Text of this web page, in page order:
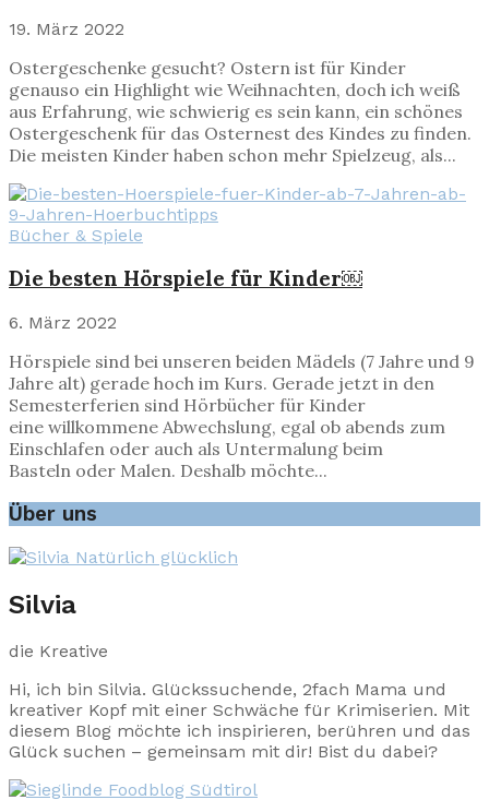
19. März 2022
Ostergeschenke gesucht? Ostern ist für Kinder
genauso ein Highlight wie Weihnachten, doch ich weiß
aus Erfahrung, wie schwierig es sein kann, ein schönes
Ostergeschenk für das Osternest des Kindes zu finden.
Die meisten Kinder haben schon mehr Spielzeug, als...
Bücher & Spiele
Die besten Hörspiele für Kinder￼
6. März 2022
Hörspiele sind bei unseren beiden Mädels (7 Jahre und 9
Jahre alt) gerade hoch im Kurs. Gerade jetzt in den
Semesterferien sind Hörbücher für Kinder
eine willkommene Abwechslung, egal ob abends zum
Einschlafen oder auch als Untermalung beim
Basteln oder Malen. Deshalb möchte...
Über uns
Silvia
die Kreative
Hi, ich bin Silvia. Glückssuchende, 2fach Mama und
kreativer Kopf mit einer Schwäche für Krimiserien. Mit
diesem Blog möchte ich inspirieren, berühren und das
Glück suchen – gemeinsam mit dir! Bist du dabei?